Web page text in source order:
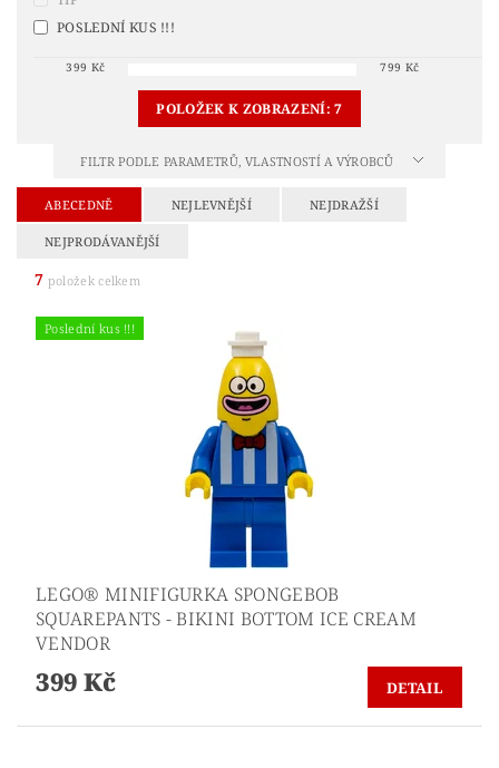
POSLEDNÍ KUS !!!
399 Kč 799 Kč
POLOŽEK K ZOBRAZENÍ:7
FILTR PODLE PARAMETRŮ, VLASTNOSTÍ A VÝROBCŮ
ABECEDNĚ NEJLEVNĚJŠÍ NEJDRAŽŠÍ
NEJPRODÁVANĚJŠÍ
7 položek celkem
Poslední kus !!!
LEGO® MINIFIGURKA SPONGEBOB
SQUAREPANTS - BIKINI BOTTOM ICE CREAM
VENDOR
399 Kč DETAIL